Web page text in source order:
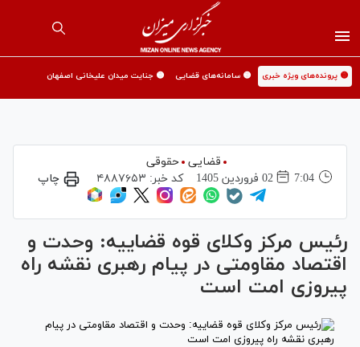
🟡 پرونده‌های ویژه خبری 🟡 سامانه‌های قضایی 🟡 جنایت میدان علیخانی اصفهان
قضایی حقوقی
7:04
02 فروردين 1405 کد خبر: ۴۸۸۷۶۵۳ چاپ
رئیس مرکز وکلای قوه قضاییه: وحدت و
اقتصاد مقاومتی در پیام رهبری نقشه راه
پیروزی امت است